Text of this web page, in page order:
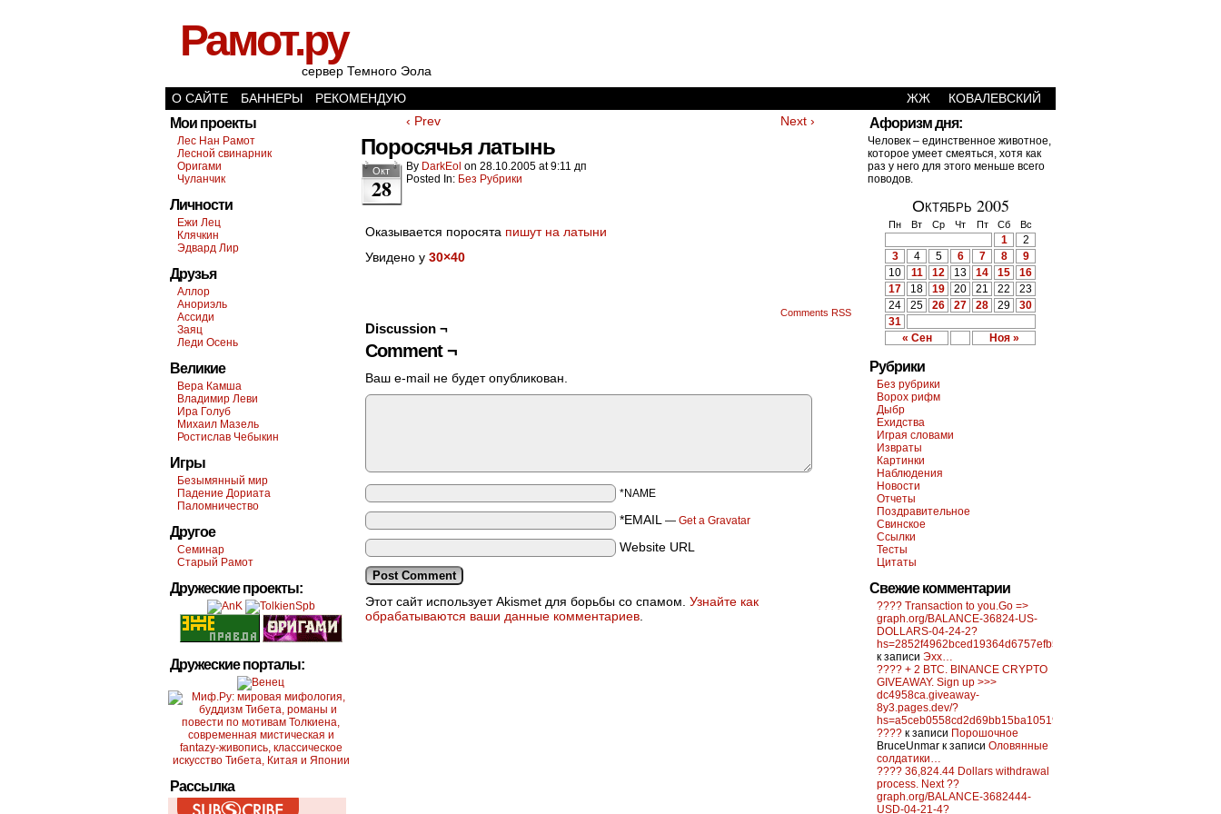
Рамот.ру
сервер Темного Эола
О САЙТЕ
БАННЕРЫ РЕКОМЕНДУЮ ЖЖ КОВАЛЕВСКИЙ
Мои проекты
Лес Нан Рамот
Лесной свинарник
Оригами
Чуланчик
Личности
Ежи Лец
Клячкин
Эдвард Лир
Друзья
Аллор
Анориэль
Ассиди
Заяц
Леди Осень
Великие
Вера Камша
Владимир Леви
Ира Голуб
Михаил Мазель
Ростислав Чебыкин
Игры
Безымянный мир
Падение Дориата
Паломничество
Другое
Семинар
Старый Рамот
Дружеские проекты:
Дружеские порталы:
Рассылка
‹ Prev Next ›
Поросячья латынь
Окт
28
By DarkEol on 28.10.2005 at9:11 дп
Posted In: Без Рубрики
Оказывается поросята пишут на латыни
Увидено у 30×40
Comments RSS
Discussion ¬
Comment ¬
Ваш e-mail не будет опубликован.
*NAME
*EMAIL — Get a Gravatar
Website URL
Этот сайт использует Akismet для борьбы со спамом. Узнайте как
обрабатываются ваши данные комментариев
Афоризм дня:
Человек – единственное животное,
которое умеет смеяться, хотя как
раз у него для этого меньше всего
поводов.
Октябрь 2005
Пн Вт Ср Чт Пт Сб Вс
« Сен Ноя »
1
2
3
4 5 6 7 8
9
10
11 12 13 14 15
16
17
18 19 20 21 22
23
24
25 26 27 28 29
30
31
Рубрики
Без рубрики
Ворох рифм
Дыбр
Ехидства
Играя словами
Извраты
Картинки
Наблюдения
Новости
Отчеты
Поздравительное
Свинское
Ссылки
Тесты
Цитаты
Свежие комментарии
???? Transaction to you.Go =>
graph.org/BALANCE-36824-US-
DOLLARS-04-24-2?
hs=2852f4962bced19364d6757efb5f6a84&
к записи Эхх…
???? + 2 BTC. BINANCE CRYPTO
GIVEAWAY. Sign up >>>
dc4958ca.giveaway-
8y3.pages.dev/?
hs=a5ceb0558cd2d69bb15ba10519f0d6c2&
???? к записи Порошочное
BruceUnmar к записи Оловянные
солдатики…
???? 36,824.44 Dollars withdrawal
process. Next ??
graph.org/BALANCE-3682444-
USD-04-21-4?